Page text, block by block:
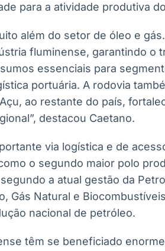
para a atividade produtiva
além do setor de óleo e
fluminense, garantindo o
essenciais para
portuária. A rodovia
ao restante do país,
destacou Caetano.
via logística e de
o segundo maior polo
a atual gestão da
Gás Natural e
nacional de petróleo.
têm se beneficiado